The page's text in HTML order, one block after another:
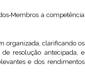
a competência
organizada, clarificando os
resolução antecipada, e
e dos rendimentos